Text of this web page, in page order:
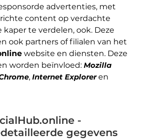
advertenties, met
content op verdachte
kaper te verdelen, ook. Deze
ook partners of filialen van het
website en diensten. Deze
worden beïnvloed: Mozilla
, Internet Exploreren
-
gegevens